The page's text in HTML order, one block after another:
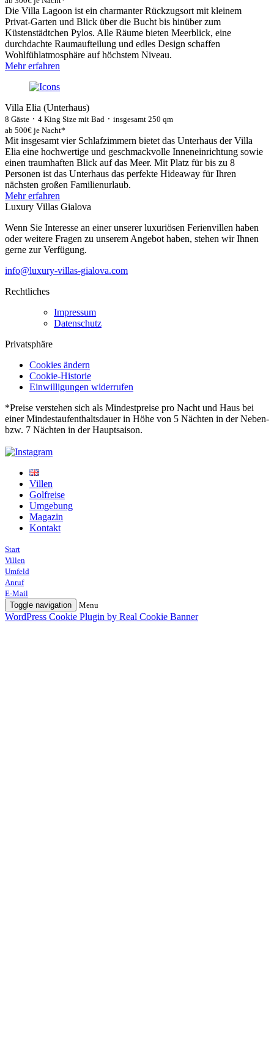
Die Villa Lagoon ist ein charmanter Rückzugsort mit kleinem
Privat-Garten und Blick über die Bucht bis hinüber zum
Küstenstädtchen Pylos. Alle Räume bieten Meerblick, eine
durchdachte Raumaufteilung und edles Design schaffen
Wohlfühlatmosphäre auf höchstem Niveau.
Mehr erfahren
Villa Elia (Unterhaus)
8 Gäste ᛫ 4 King Size mit Bad ᛫ insgesamt 250 qm
ab 500€ je Nacht*
Mit insgesamt vier Schlafzimmern bietet das Unterhaus der Villa
Elia eine hochwertige und geschmackvolle Inneneinrichtung sowie
einen traumhaften Blick auf das Meer. Mit Platz für bis zu 8
Personen ist das Unterhaus das perfekte Hideaway für Ihren
nächsten großen Familienurlaub.
Mehr erfahren
Luxury Villas Gialova
Wenn Sie Interesse an einer unserer luxuriösen Ferienvillen haben
oder weitere Fragen zu unserem Angebot haben, stehen wir Ihnen
gerne zur Verfügung.
info@luxury-villas-gialova.com
Rechtliches
Impressum
Datenschutz
Privatsphäre
Cookies ändern
Cookie-Historie
Einwilligungen widerrufen
*Preise verstehen sich als Mindestpreise pro Nacht und Haus bei
einer Mindestaufenthaltsdauer in Höhe von 5 Nächten in der Neben-
bzw. 7 Nächten in der Hauptsaison.
Villen
Golfreise
Umgebung
Magazin
Kontakt
Start
Villen
Umfeld
Anruf
E-Mail
Toggle navigation
Menu
WordPress Cookie Plugin by Real Cookie Banner